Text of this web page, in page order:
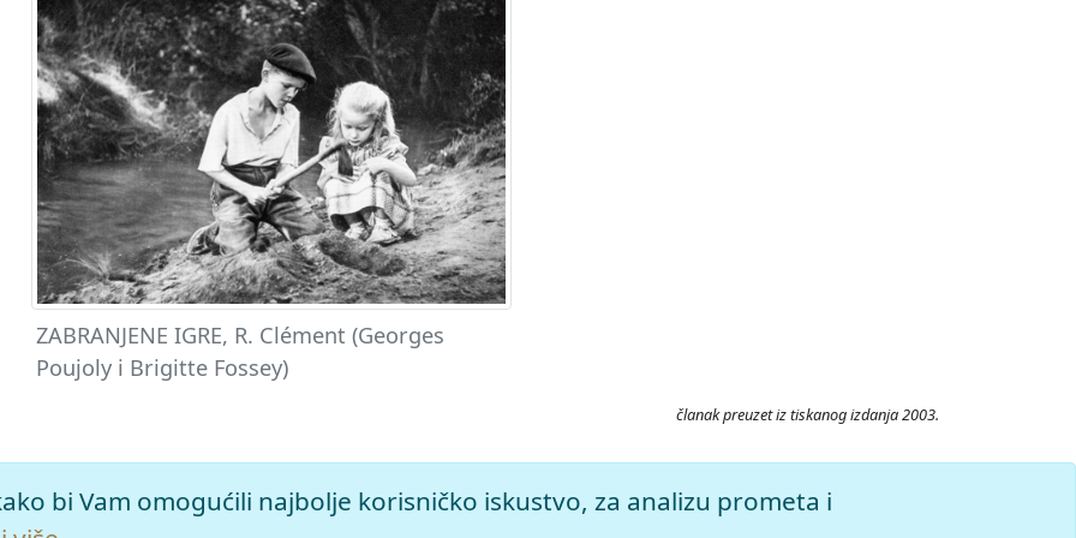
ZABRANJENE IGRE, R. Clément (Georges
Poujoly i Brigitte Fossey)
članak preuzet iz tiskanog izdanja 2003.
izdanje.
Leksikografski zavod Miroslav Krleža, 2026. Pristupljeno 6.8.2026.
bi Vam omogućili najbolje korisničko iskustvo, za analizu prometa i